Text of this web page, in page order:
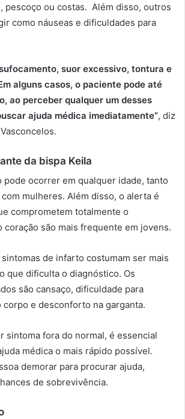
pescoço ou costas. Além disso, outros
como náuseas e dificuldades para
suor excessivo, tontura e
alguns casos, o paciente pode até
ao perceber qualquer um desses
ajuda médica imediatamente”, diz
da bispa Keila
pode ocorrer em qualquer idade, tanto
mulheres. Além disso, o alerta é
comprometem totalmente o
coração são mais frequente em jovens.
de infarto costumam ser mais
que dificulta o diagnóstico. Os
são cansaço, dificuldade para
corpo e desconforto na garganta.
sintoma fora do normal, é essencial
médica o mais rápido possível.
demorar para procurar ajuda,
de sobrevivência.